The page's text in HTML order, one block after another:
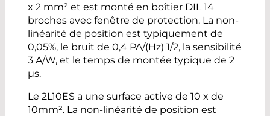
x 2 mm² et est monté en boîtier DIL 14
broches avec fenêtre de protection. La non-
linéarité de position est typiquement de
0,05%, le bruit de 0,4 PA/(Hz) 1/2, la sensibilité
3 A/W, et le temps de montée typique de 2
µs.
Le 2L10ES a une surface active de 10 x de
10mm². La non-linéarité de position est